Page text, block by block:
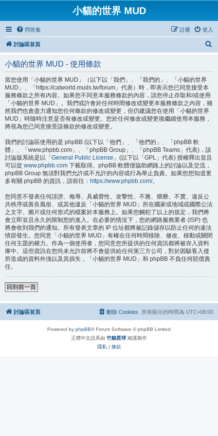
小貓的世界 MUD
問答集 登入
註冊
討論區首頁
小貓的世界 MUD - 使用條款
當您使用「小貓的世界 MUD」（以下以「我們」、「我們的」、「小貓的世界
MUD」、「https://catworld.muds.tw/forum」代表）時，即表示您已同意接受本
服務條款之所有內容。如果您不同意本服務條款的內容，請您停止存取和/或使用
「小貓的世界 MUD」。我們或許會於任何時間修改或變更本服務條款之內容，雖
然我們也會盡力通知您任何條款的修改或變更，但仍建議您在使用「小貓的世界
MUD」時隨時注意是否有修改或變更。您於任何修改或變更後繼續使用本服務，
將視為您已同意接受該條款的修改或變更。
我們的討論區使用的是 phpBB (以下以「他們」、「他們的」、「phpBB 軟
體」、「www.phpbb.com」、「phpBB Group」、「phpBB Teams」代表)，該
討論版系統是以「 General Public License 」(以下以「GPL」代表) 授權釋出並且
可以從 www.phpbb.com 下載取得。phpBB 軟體僅協助網路上的討論以及交流，
phpBB Group 無須對我們允許或不允許的內容或行為舉止負責。如果您想知道更
多有關 phpBB 的資訊，請前往： https://www.phpbb.com/。
您同意不發表任何誹謗、侮辱、具威脅性、攻擊性、不雅、猥褻、不實、違反公
共秩序或善良風俗、或其他違反「小貓的世界 MUD」所在國家或地域或國際公法
之文字、圖片或任何形式的檔案於本服務上。如果您觸犯了以上的規定，我們將
會立即並且永久的限制您的進入。在必要的情況下，您的網路服務業者 (ISP) 也
將會收到我們的通知。所有發表文章的 IP 位址都將被記錄儲存以防止任何的違法
情節發生。您同意「小貓的世界 MUD」有權在任何時間移除、修改、移動或關閉
任何主題的權力。作為一個使用者，您同意您所提供的任何資訊都將被存入資料
庫中。這些資訊在您尚未允許前將不會提供給任何第三方公司，對於因駭客入侵
所造成的資料外洩以及其損失，「小貓的世界 MUD」和 phpBB 不負任何賠償責
任。
回到前一頁
討論區首頁 所有顯示的時間為 UTC+08:00
刪除 Cookies
Powered by phpBB® Forum Software © phpBB Limited
正體中文語系由 竹貓星球 維護製作
隱私 | 條款